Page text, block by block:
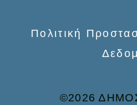
Πολιτική
©2026